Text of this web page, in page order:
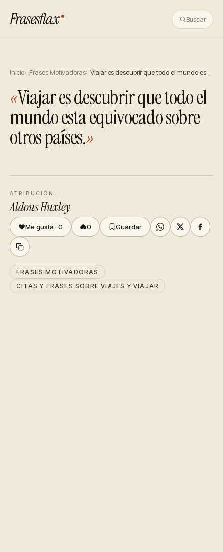
Frasesflax Buscar
Inicio Frases Motivadoras Viajar es descubrir que todo el mundo es…
«Viajar es descubrir que todo el
mundo esta equivocado sobre
otros países.»
ATRIBUCIÓN
Aldous Huxley
Me gusta · 0 0 Guardar
FRASES MOTIVADORAS
CITAS Y FRASES SOBRE VIAJES Y VIAJAR